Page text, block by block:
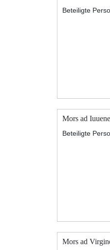
Beteiligte
Mors ad
Beteiligte
Mors ad